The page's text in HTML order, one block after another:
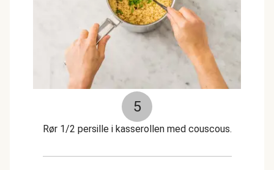
5
Rør 1/2 persille i kasserollen med couscous.